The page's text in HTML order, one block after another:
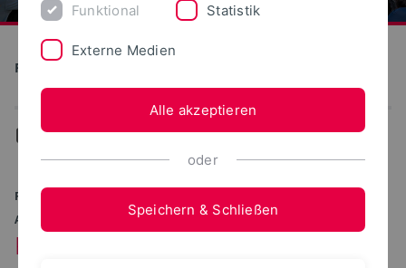
PROFuture
... Prof. Dr. Tom Shatwell
FACHBEREICH UMWELTINGENIEURWESEN UND
ANGEWANDTE INFORMATIK
Prof. Dr. Tom Shatwell
Funktional Statistik
Externe Medien
Alle akzeptieren
oder
Speichern & Schließen